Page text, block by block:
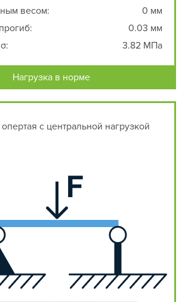
весом:
0 мм
0.03 мм
3.82 МПа
Нагрузка в норме
с центральной нагрузкой